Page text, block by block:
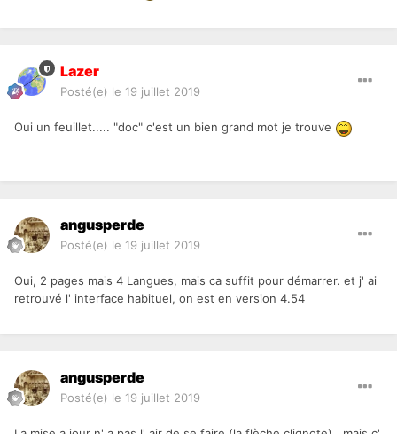
Lazer
Posté(e) le 19 juillet 2019
Oui un feuillet..... "doc" c'est un bien grand mot je trouve
angusperde
Posté(e) le 19 juillet 2019
Oui, 2 pages mais 4 Langues, mais ca suffit pour démarrer. et j' ai
retrouvé l' interface habituel, on est en version 4.54
angusperde
Posté(e) le 19 juillet 2019